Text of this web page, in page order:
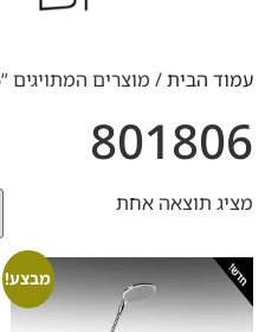
עמוד הבית/ מוצרים המתויגים “801806”
801806
מציג תוצאה אחת
מבצע!